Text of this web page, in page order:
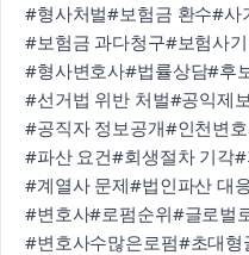
#형사처벌#보험금 환수#사
#보험금 과다청구#보험사
#형사변호사#법률상담#후
#선거법 위반 처벌#공익제
#공직자 정보공개#인천변
#파산 요건#회생절차 기각#
#계열사 문제#법인파산 대
#변호사#로펌순위#글로벌
#변호사수많은로펌#초대형